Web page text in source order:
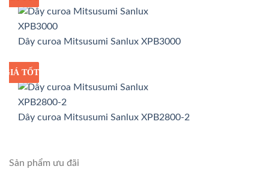
Dây curoa Mitsusumi Sanlux XPB3000
GIÁ SỈ
GIÁ TỐT
Dây curoa Mitsusumi Sanlux XPB2800-2
Sản phẩm ưu đãi